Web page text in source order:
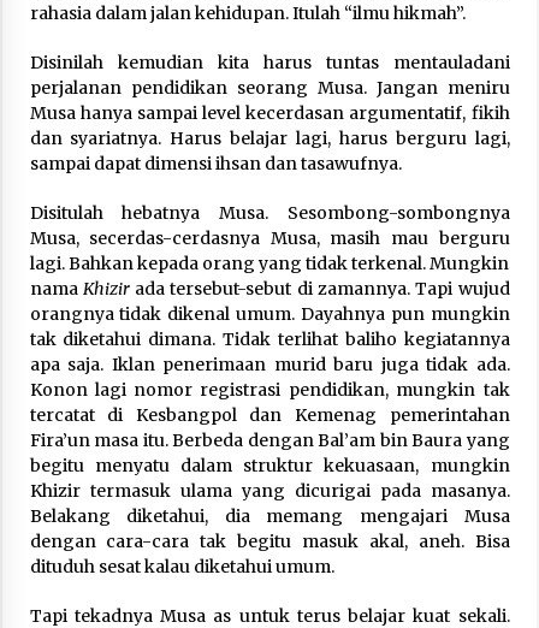
rahasia dalam jalan kehidupan. Itulah “ilmu hikmah”.
Disinilah kemudian kita harus tuntas mentauladani
perjalanan pendidikan seorang Musa. Jangan meniru
Musa hanya sampai level kecerdasan argumentatif, fikih
dan syariatnya. Harus belajar lagi, harus berguru lagi,
sampai dapat dimensi ihsan dan tasawufnya.
Disitulah hebatnya Musa. Sesombong-sombongnya
Musa, secerdas-cerdasnya Musa, masih mau berguru
lagi. Bahkan kepada orang yang tidak terkenal. Mungkin
nama Khizirada tersebut-sebut di zamannya. Tapi wujud
orangnya tidak dikenal umum. Dayahnya pun mungkin
tak diketahui dimana. Tidak terlihat baliho kegiatannya
apa saja. Iklan penerimaan murid baru juga tidak ada.
Konon lagi nomor registrasi pendidikan, mungkin tak
tercatat di Kesbangpol dan Kemenag pemerintahan
Fira’un masa itu. Berbeda dengan Bal’am bin Baura yang
begitu menyatu dalam struktur kekuasaan, mungkin
Khizir termasuk ulama yang dicurigai pada masanya.
Belakang diketahui, dia memang mengajari Musa
dengan cara-cara tak begitu masuk akal, aneh. Bisa
dituduh sesat kalau diketahui umum.
Tapi tekadnya Musa as untuk terus belajar kuat sekali.